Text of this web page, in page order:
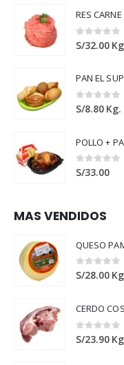
RES
0out of 5
S/32.00
PAN EL
0out of 5
S/8.80 Kg.
POLLO +
0out of 5
S/33.00
MAS VENDIDOS
QUESO
0out of 5
S/28.00
CERDO
0out of 5
S/23.90